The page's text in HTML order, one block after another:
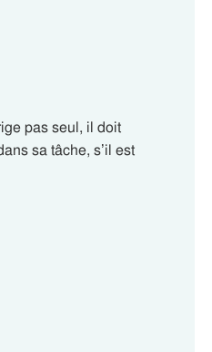
pas seul, il doit
sa tâche, s’il est